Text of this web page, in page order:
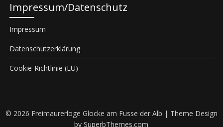
Impressum/Datenschutz
Impressum
Datenschutzerklärung
Cookie-Richtlinie (EU)
© 2026 Freimaurerloge Glocke am Fusse der Alb | Theme Design
bySuperbThemes.com